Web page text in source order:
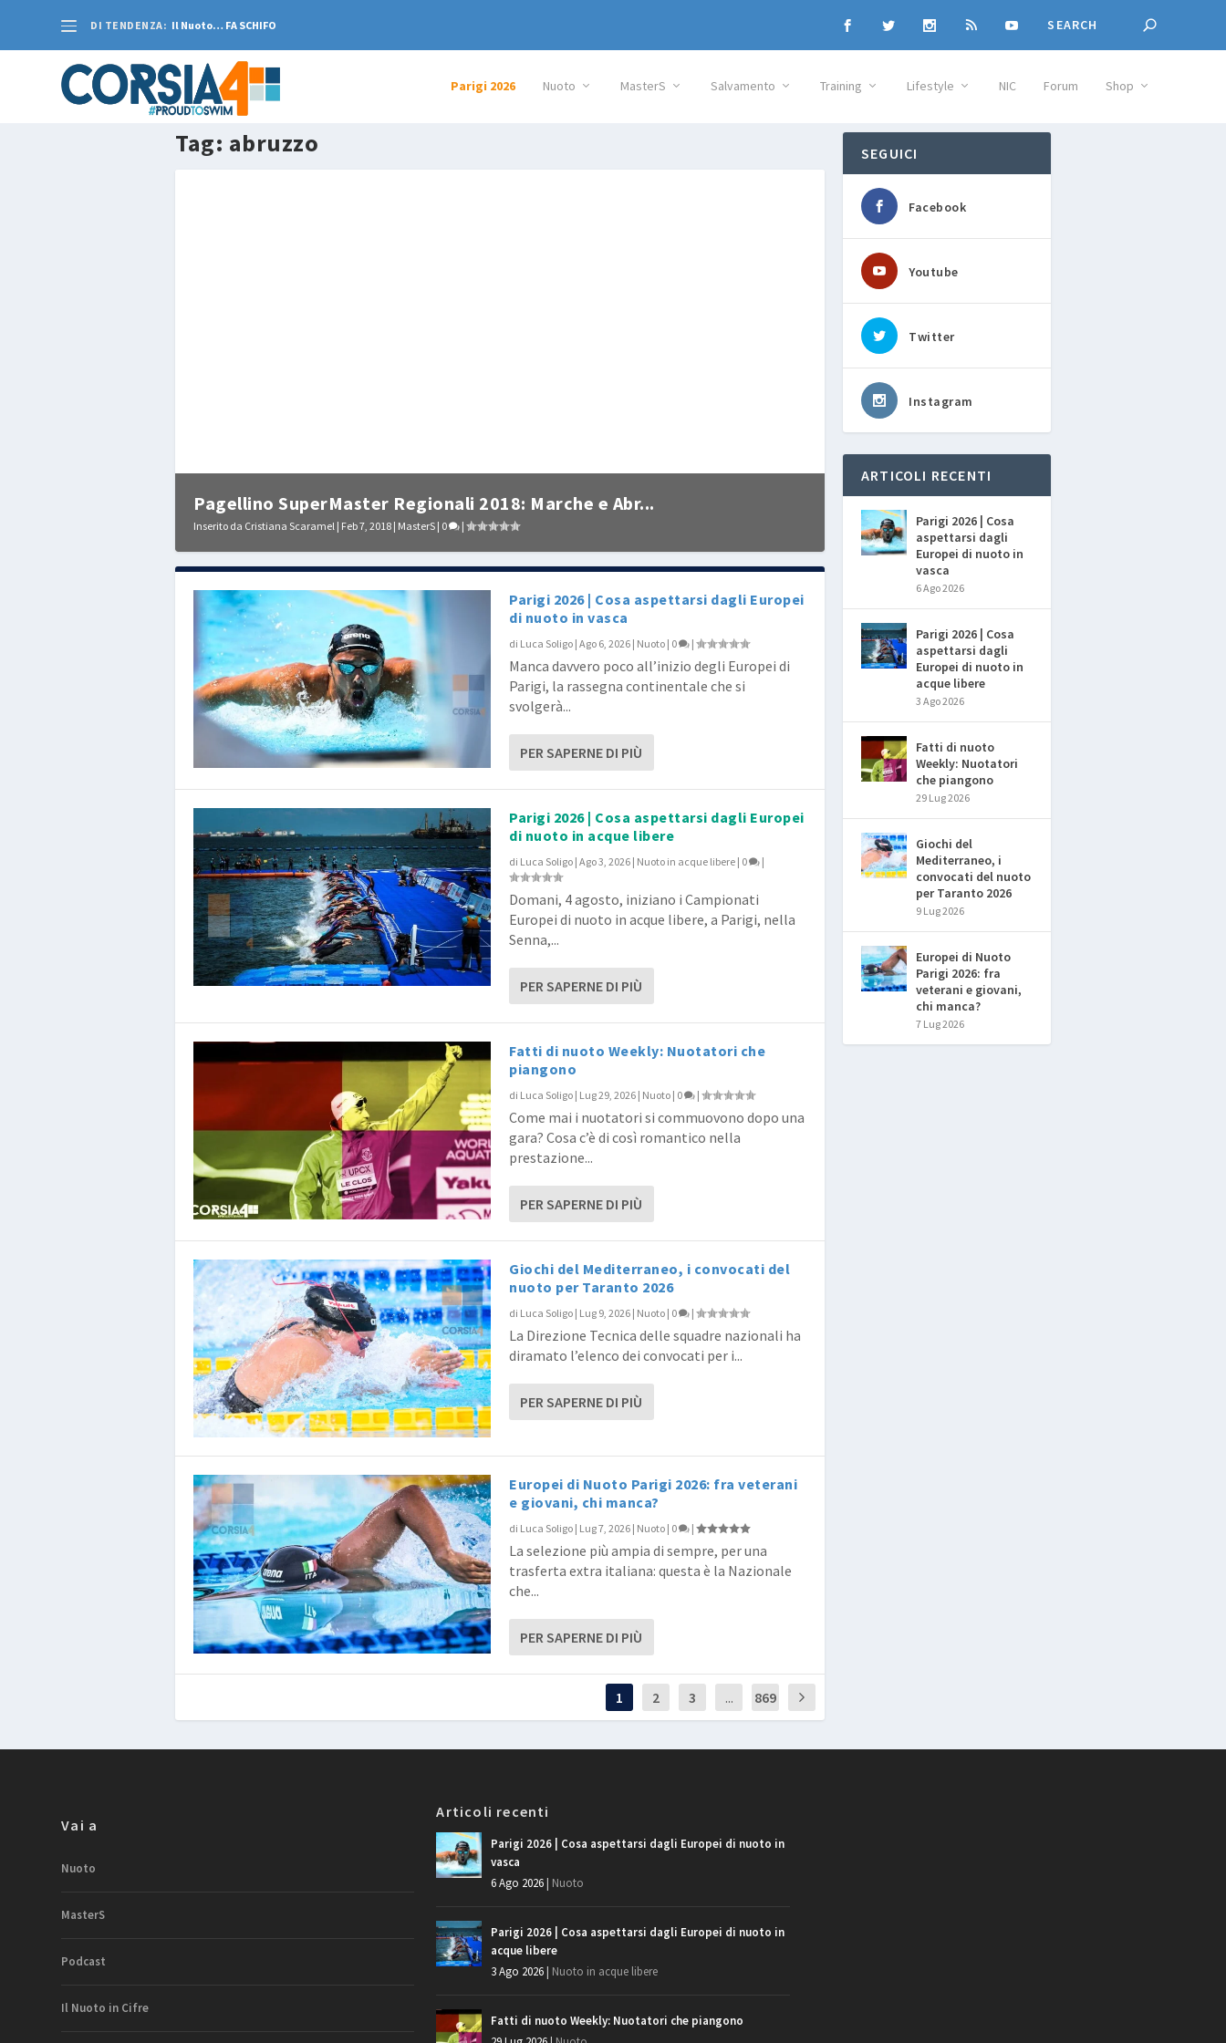
DI TENDENZA: Il Nuoto… FA SCHIFO
Parigi 2026 Nuoto MasterS Salvamento Training Lifestyle NIC Forum Shop
Tag: abruzzo
Pagellino SuperMaster Regionali 2018: Marche e Abr...
Inserito da Cristiana Scaramel | Feb 7, 2018 | MasterS | 0 |
Parigi 2026 | Cosa aspettarsi dagli Europei
di nuoto in vasca
di Luca Soligo | Ago 6, 2026 | Nuoto | 0 |
Manca davvero poco all’inizio degli Europei di
Parigi, la rassegna continentale che si
svolgerà...
PER SAPERNE DI PIÙ
Parigi 2026 | Cosa aspettarsi dagli Europei
di nuoto in acque libere
di Luca Soligo | Ago 3, 2026 | Nuoto in acque libere | 0 |
Domani, 4 agosto, iniziano i Campionati
Europei di nuoto in acque libere, a Parigi, nella
Senna,...
PER SAPERNE DI PIÙ
Fatti di nuoto Weekly: Nuotatori che
piangono
di Luca Soligo | Lug 29, 2026 | Nuoto | 0 |
Come mai i nuotatori si commuovono dopo una
gara? Cosa c’è di così romantico nella
prestazione...
PER SAPERNE DI PIÙ
Giochi del Mediterraneo, i convocati del
nuoto per Taranto 2026
di Luca Soligo | Lug 9, 2026 | Nuoto | 0 |
La Direzione Tecnica delle squadre nazionali ha
diramato l’elenco dei convocati per i...
PER SAPERNE DI PIÙ
Europei di Nuoto Parigi 2026: fra veterani
e giovani, chi manca?
di Luca Soligo | Lug 7, 2026 | Nuoto | 0 |
La selezione più ampia di sempre, per una
trasferta extra italiana: questa è la Nazionale
che...
PER SAPERNE DI PIÙ
1 2 3 ... 869
SEGUICI
Facebook
Youtube
Twitter
Instagram
ARTICOLI RECENTI
Parigi 2026 | Cosa
aspettarsi dagli
Europei di nuoto in
vasca
6 Ago 2026
Parigi 2026 | Cosa
aspettarsi dagli
Europei di nuoto in
acque libere
3 Ago 2026
Fatti di nuoto
Weekly: Nuotatori
che piangono
29 Lug 2026
Giochi del
Mediterraneo, i
convocati del nuoto
per Taranto 2026
9 Lug 2026
Europei di Nuoto
Parigi 2026: fra
veterani e giovani,
chi manca?
7 Lug 2026
Vai a
Nuoto
MasterS
Podcast
Il Nuoto in Cifre
Articoli recenti
Parigi 2026 | Cosa aspettarsi dagli Europei di nuoto in
vasca
6 Ago 2026| Nuoto
Parigi 2026 | Cosa aspettarsi dagli Europei di nuoto in
acque libere
3 Ago 2026| Nuoto in acque libere
Fatti di nuoto Weekly: Nuotatori che piangono